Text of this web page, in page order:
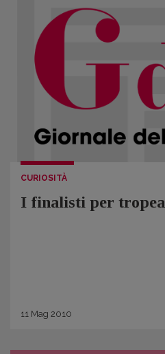
CURIOSITÀ
I finalisti per tropea
11 Mag 2010